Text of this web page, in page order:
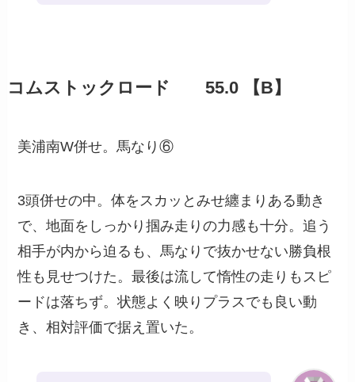
コムストックロード 55.0 【B】
美浦南W併せ。馬なり⑥
3頭併せの中。体をスカッとみせ纏まりある動き
で、地面をしっかり掴み走りの力感も十分。追う
相手が内から迫るも、馬なりで抜かせない勝負根
性も見せつけた。最後は流して惰性の走りもスピ
ードは落ちず。状態よく映りプラスでも良い動
き、相対評価で据え置いた。